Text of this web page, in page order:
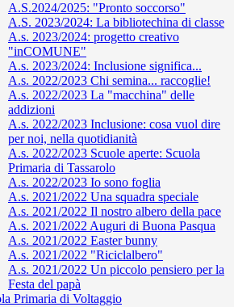
A.S.2024/2025: "Pronto soccorso"
A.S. 2023/2024: La bibliotechina di classe
A.s. 2023/2024: progetto creativo
"inCOMUNE"
A.s. 2023/2024: Inclusione significa...
A.s. 2022/2023 Chi semina... raccoglie!
A.s. 2022/2023 La "macchina" delle
addizioni
A.s. 2022/2023 Inclusione: cosa vuol dire
per noi, nella quotidianità
A.s. 2022/2023 Scuole aperte: Scuola
Primaria di Tassarolo
A.s. 2022/2023 Io sono foglia
A.s. 2021/2022 Una squadra speciale
A.s. 2021/2022 Il nostro albero della pace
A.s. 2021/2022 Auguri di Buona Pasqua
A.s. 2021/2022 Easter bunny
A.s. 2021/2022 "Riciclalbero"
A.s. 2021/2022 Un piccolo pensiero per la
Festa del papà
Primaria di Voltaggio